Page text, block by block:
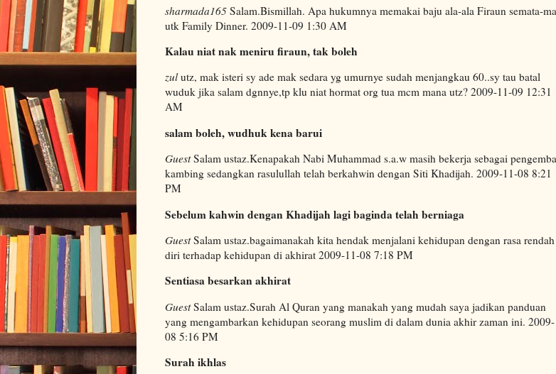
sharmada165 Salam.Bismillah. Apa hukumnya memakai baju ala-ala Firaun semata-
utk Family Dinner. 2009-11-09 1:30 AM
Kalau niat nak meniru firaun, tak boleh
zulutz, mak isteri sy ade mak sedara yg umurnye sudah menjangkau 60..sy tau batal
wuduk jika salam dgnnye,tp klu niat hormat org tua mcm mana utz? 2009-11-09 12:31
AM
salam boleh, wudhuk kena barui
GuestSalam ustaz.Kenapakah Nabi Muhammad s.a.w masih bekerja sebagai
kambing sedangkan rasulullah telah berkahwin dengan Siti Khadijah. 2009-11-08 8:21
PM
Sebelum kahwin dengan Khadijah lagi baginda telah berniaga
GuestSalam ustaz.bagaimanakah kita hendak menjalani kehidupan dengan rasa rendah
diri terhadap kehidupan di akhirat 2009-11-08 7:18 PM
Sentiasa besarkan akhirat
GuestSalam ustaz.Surah Al Quran yang manakah yang mudah saya jadikan panduan
yang mengambarkan kehidupan seorang muslim di dalam dunia akhir zaman ini.
08 5:16 PM
Surah ikhlas